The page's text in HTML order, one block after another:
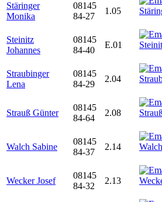
Stäringer
Monika
08145
84-27
1.05
Steinitz
Johannes
08145
84-40
E.01
Straubinger
Lena
08145
84-29
2.04
Strauß Günter
08145
84-64
2.08
Walch Sabine
08145
84-37
2.14
Wecker Josef
08145
84-32
2.13